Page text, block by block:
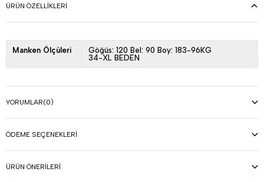
ÜRÜN ÖZELLIKLERI
Manken Ölçüleri
Göğüs: 120 Bel: 90 Boy: 183-96KG
34-XL BEDEN
YORUMLAR(0)
ÖDEME SEÇENEKLERI
ÜRÜN ÖNERILERI